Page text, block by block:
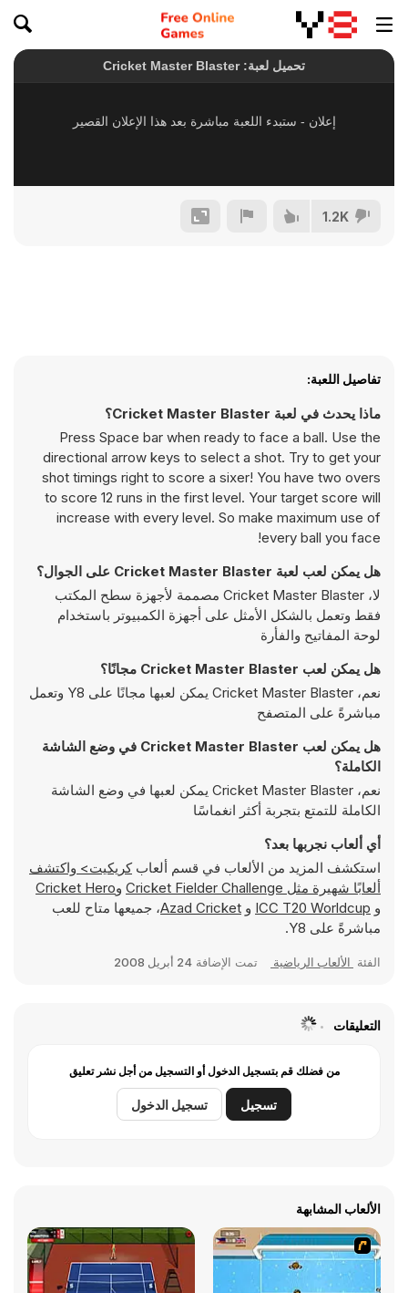
1.2K
تفاصيل اللعبة:
ماذا يحدث في لعبة Cricket Master Blaster؟
Press Space bar when ready to face a ball. Use the
directional arrow keys to select a shot. Try to get your
shot timings right to score a sixer! You have two overs
to score 12 runs in the first level. Your target score will
increase with every level. So make maximum use of
every ball you face!
هل يمكن لعب لعبة Cricket Master Blaster على الجوال؟
لا، Cricket Master Blaster مصممة لأجهزة سطح المكتب
فقط وتعمل بالشكل الأمثل على أجهزة الكمبيوتر باستخدام
لوحة المفاتيح والفأرة
هل يمكن لعب Cricket Master Blaster مجانًا؟
نعم، Cricket Master Blaster يمكن لعبها مجانًا على Y8 وتعمل
مباشرةً على المتصفح
هل يمكن لعب Cricket Master Blaster في وضع الشاشة
الكاملة؟
نعم، Cricket Master Blaster يمكن لعبها في وضع الشاشة
الكاملة للتمتع بتجربة أكثر انغماسًا
أي ألعاب نجربها بعد؟
استكشف المزيد من الألعاب في قسم ألعاب
كريكيت> واكتشف
ألعابًا شهيرة مثل Cricket Fielder Challenge وCricket Hero
و ICC T20 Worldcup و Azad Cricket، جميعها متاح للعب
مباشرةً على Y8.
الفئة الألعاب الرياضية تمت الإضافة 24 أبريل 2008
التعليقات
من فضلك قم بتسجيل الدخول أو التسجيل من أجل نشر تعليق
تسجيل تسجيل الدخول
الألعاب المشابهة